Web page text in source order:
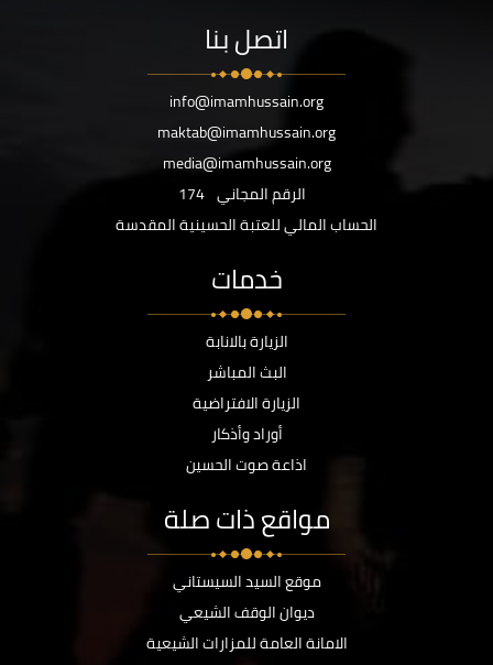
اتصل بنا
info@imamhussain.org
maktab@imamhussain.org
media@imamhussain.org
الرقم المجاني 174
الحساب المالي للعتبة الحسينية المقدسة
خدمات
الزيارة بالانابة
البث المباشر
الزيارة الافتراضية
أوراد وأذكار
اذاعة صوت الحسين
مواقع ذات صلة
موقع السيد السيستاني
ديوان الوقف الشيعي
الامانة العامة للمزارات الشيعية